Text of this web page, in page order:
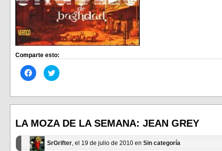
Comparte esto:
Haz
clic
en
(Se
en
una
nueva)
Haz
clic
en
(Se
en
una
nueva)
LA MOZA DE LA SEMANA: JEAN GREY
SrGrifter, el 19 de julio de 2010 en Sin categoría